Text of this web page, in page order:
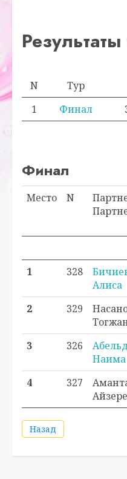
N Тур
1
Финал
Финал
Место N
1 328
Алиса
2 329
3 326
Наима
4 327
Айзере
Назад